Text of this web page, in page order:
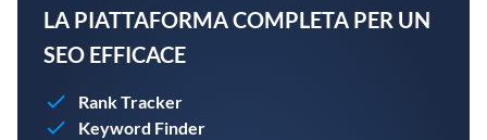
LA PIATTAFORMA COMPLETA PER UN
SEO EFFICACE
Rank Tracker
Keyword Finder